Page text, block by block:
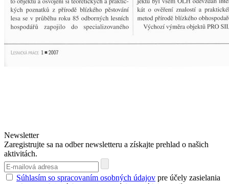
Newsletter
Zaregistrujte sa na odber newsletteru a získajte prehlad o našich
aktivitách.
Súhlasím so spracovaním osobných údajov pre účely zasielania